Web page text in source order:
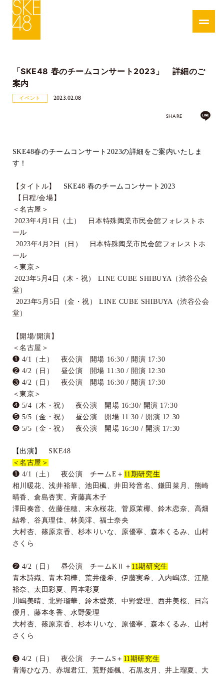
「SKE48 春のチームコンサート2023」 詳細のご
案内
イベント 2023.02.08
SHARE
SKE48春のチームコンサート2023の詳細をご案内いたしま
す！
【タイトル】 SKE48 春のチームコンサート 2023
【日程/会場】
＜名古屋＞
2023年4 月 1 日（土） 日本特殊陶業市民会館フォレストホ
ール
2023年4 月 2 日（日） 日本特殊陶業市民会館フォレストホ
ール
＜東京＞
2023年5 月4 日（木・祝） LINE CUBE SHIBUYA （渋谷公会
堂）
2023年5 月 5 日（金・祝）LINE CUBE SHIBUYA （渋谷公会
堂）
【開場/開演】
＜名古屋＞
❶ 4/1 （土） 夜公演 開場 16:30 / 開演 17:30
❷ 4/2 （日） 昼公演 開場 11:30 / 開演 12:30
❸ 4/2 （日） 夜公演 開場 16:30 / 開演 17:30
＜東京＞
❹ 5/4 （木・祝） 夜公演 開場 16:30/ 開演 17:30
❺ 5/5 （金・祝） 昼公演 開場 11:30 / 開演 12:30
❻ 5/5 （金・祝） 夜公演 開場 16:30 / 開演 17:30
【出演】 SKE48
＜名古屋＞
❶ 4/1 （土） 夜公演 チームE ＋ 11期研究生
相川暖花、浅井裕華、池田楓、井田玲音名、鎌田菜月、熊崎
晴香、倉島杏実、斉藤真木子
澤田奏音、佐藤佳穂、末永桜花、菅原茉椰、鈴木恋奈、高畑
結希、谷真理佳、林美澪、福士奈央
大村杏、篠原京香、杉本りいな、原優寧、森本くるみ、山村
さくら
❷ 4/2 （日） 昼公演 チームK Ⅱ＋ 11期研究生
青木詩織、青木莉樺、荒井優希、伊藤実希、入内嶋涼、江籠
裕奈、太田彩夏、岡本彩夏
川嶋美晴、北野瑠華、鈴木愛菜、中野愛理、西井美桜、日高
優月、藤本冬香、水野愛理
大村杏、篠原京香、杉本りいな、原優寧、森本くるみ、山村
さくら
❸ 4/2 （日） 夜公演 チーム S ＋ 11期研究生
青海ひな乃、赤堀君江、荒野姫楓、石黒友月、井上瑠夏、大